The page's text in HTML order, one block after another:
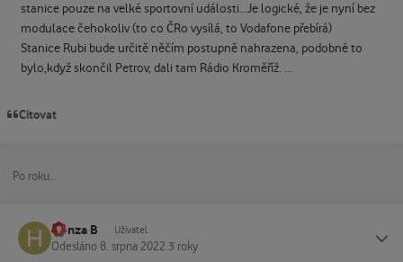
stanice pouze na velké sportovní události...Je logické, že je nyní bez
modulace čehokoliv (to co ČRo vysílá, to Vodafone přebírá)
Stanice Rubi bude určitě něčím postupně nahrazena, podobné to
bylo,když skončil Petrov, dali tam Rádio Kroměříž. ...
Citovat
Po roku...
Honza B Uživatel
Odesláno 8. srpna 2022 3 roky